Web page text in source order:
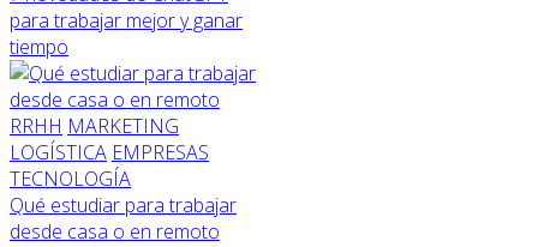
para trabajar mejor y ganar
tiempo
RRHH MARKETING
LOGÍSTICA EMPRESAS
TECNOLOGÍA
Qué estudiar para trabajar
desde casa o en remoto